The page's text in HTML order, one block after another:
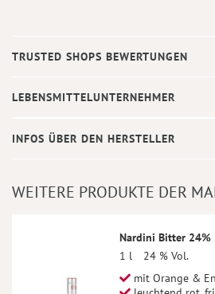
TRUSTED SHOPS BEWERTUNGEN
LEBENSMITTELUNTERNEHMER
INFOS ÜBER DEN HERSTELLER
WEITERE PRODUKTE DER
Nardini Bitter 24%
1 l
24 % Vol.
mit Orange &